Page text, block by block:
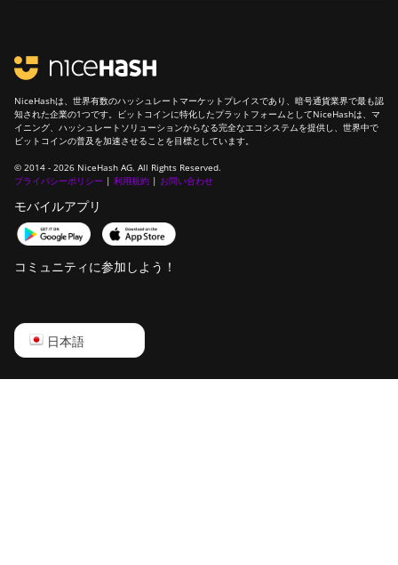
NiceHashは、世界有数のハッシュレートマーケットプレイスであり、暗号通貨業界で最も認
知された企業の1つです。ビットコインに特化したプラットフォームとしてNiceHashは、マ
イニング、ハッシュレートソリューションからなる完全なエコシステムを提供し、世界中で
ビットコインの普及を加速させることを目標としています。
© 2014 - 2026 NiceHash AG. All Rights Reserved.
プライバシーポリシー | 利用規約 | お問い合わせ
モバイルアプリ
コミュニティに参加しよう！
日本語
English